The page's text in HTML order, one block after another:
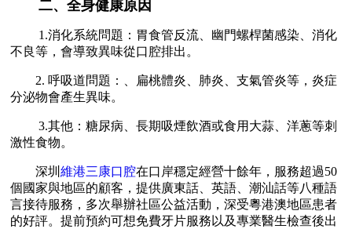
二、全身健康原因
1.消化系統問題：胃食管反流、幽門螺桿菌感染、消化
不良等，會導致異味從口腔排出。
2. 呼吸道問題：、扁桃體炎、肺炎、支氣管炎等，炎症
分泌物會產生異味。
3.其他：糖尿病、長期吸煙飲酒或食用大蒜、洋蔥等刺
激性食物。
深圳維港三康口腔在口岸穩定經營十餘年，服務超過50
個國家與地區的顧客，提供廣東話、英語、潮汕話等八種語
言接待服務，多次舉辦社區公益活動，深受粵港澳地區患者
的好評。提前預約可想免費牙片服務以及專業醫生檢查後出